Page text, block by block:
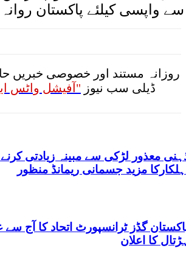
سے واپسی کیلئے پاکستان
روزانہ مستند اور خصوصی خبریں
ڈیلی سب نیوز "آفیشل واٹس
معذور لڑکی سے مبینہ زیادتی
مزید جسمانی ریمانڈ منظور
گڈز ٹرانسپورٹ اتحاد کا آج
کا اعلان